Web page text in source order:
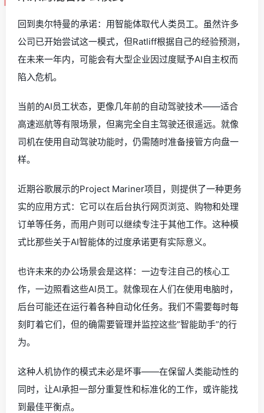
回到奥尔特曼的承诺：用智能体取代人类员工。虽然许多
公司已开始尝试这一模式，但Ratliff根据自己的经验预测，
在未来一年内，可能会有大型企业因过度赋予AI自主权而
陷入危机。
当前的AI员工状态，更像几年前的自动驾驶技术——适合
高速巡航等有限场景，但离完全自主驾驶还很遥远。就像
司机在使用自动驾驶功能时，仍需随时准备接管方向盘一
样。
近期谷歌展示的Project Mariner项目，则提供了一种更务
实的应用方式：它可以在后台执行网页浏览、购物和处理
订单等任务，而用户则可以继续专注于其他工作。这种模
式比那些关于AI智能体的过度承诺更有实际意义。
也许未来的办公场景会是这样：一边专注自己的核心工
作，一边照看这些AI员工。就像现在人们在使用电脑时，
后台可能还在运行着各种自动化任务。我们不需要每时每
刻盯着它们，但的确需要管理并监控这些”智能助手”的行
为。
这种人机协作的模式未必是坏事——在保留人类能动性的
同时，让AI承担一部分重复性和标准化的工作，或许能找
到最佳平衡点。